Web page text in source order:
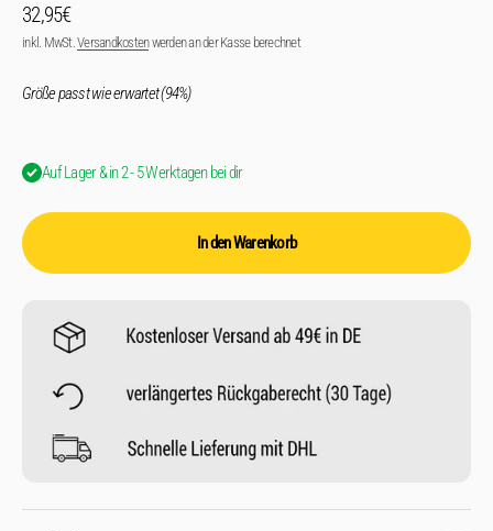
Angebot
32,95€
inkl. MwSt.Versandkostenwerden an der Kasse berechnet
Größe passt wie erwartet (94%)
Auf Lager & in 2 - 5 Werktagen bei dir
In den Warenkorb